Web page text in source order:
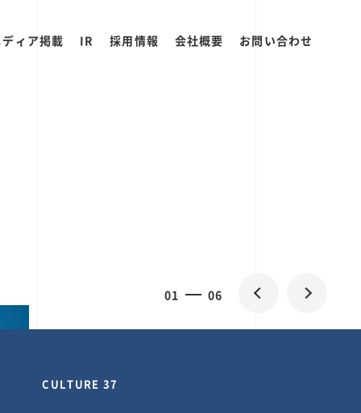
ィア掲載 IR 採用情報 会社概要 お問い合わせ
0 06